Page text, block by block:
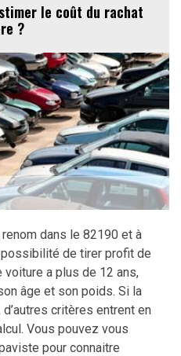
le coût du rachat
?
dans le 82190 et à
de tirer profit de
voiture a plus de 12 ans,
âge et son poids. Si la
critères entrent en
Vous pouvez vous
pour connaitre